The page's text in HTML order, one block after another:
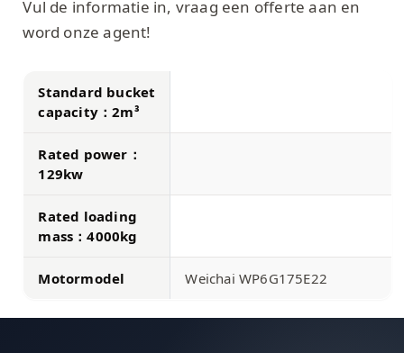
Vul de informatie in, vraag een offerte aan en
word onze agent!
Standard bucket
capacity：2m³
Rated power：
129kw
Rated loading
mass：4000kg
Motormodel Weichai WP6G175E22